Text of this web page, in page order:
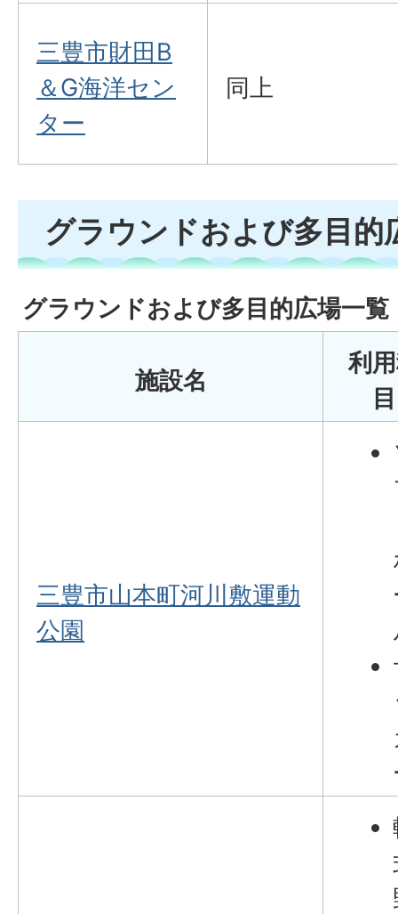
三豊市財田B
＆G海洋セン
ター
同上
グラウンドおよび多目的
グラウンドおよび多目的広場一覧
施設名
利
目
三豊市山本町河川敷運動
公園